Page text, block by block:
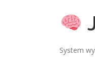
System